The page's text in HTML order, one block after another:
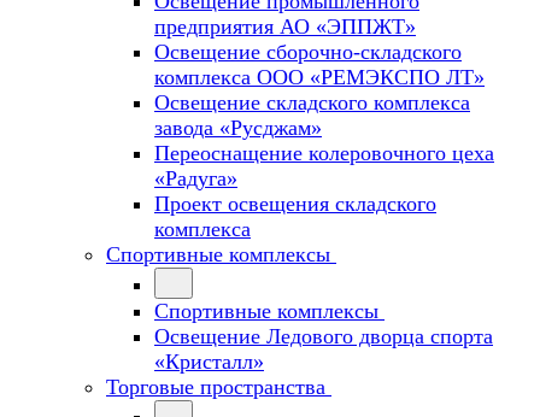
предприятия АО «ЭППЖТ»
Освещение сборочно-складского
комплекса ООО «РЕМЭКСПО ЛТ»
Освещение складского комплекса
завода «Русджам»
Переоснащение колеровочного цеха
«Радуга»
Проект освещения складского
комплекса
Спортивные комплексы
Спортивные комплексы
Освещение Ледового дворца спорта
«Кристалл»
Торговые пространства